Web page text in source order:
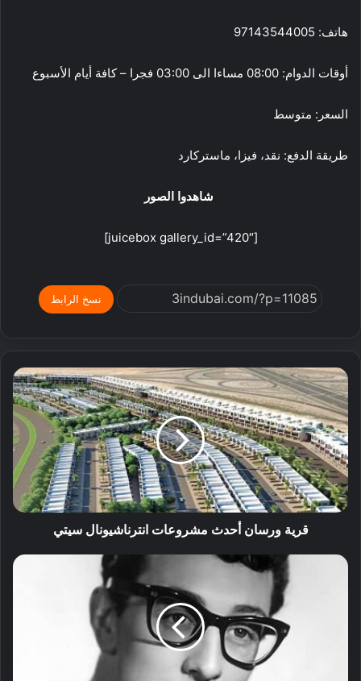
هاتف: 97143544005
أوقات الدوام: 08:00 مساءا الى 03:00 فجرا – كافة أيام الأسبوع
السعر: متوسط
طريقة الدفع: نقد، فيزا، ماستركارد
شاهدوا الصور
[juicebox gallery_id=”420″]
نسخ الرابط
قرية ورسان أحدث مشروعات انترناشيونال سيتي